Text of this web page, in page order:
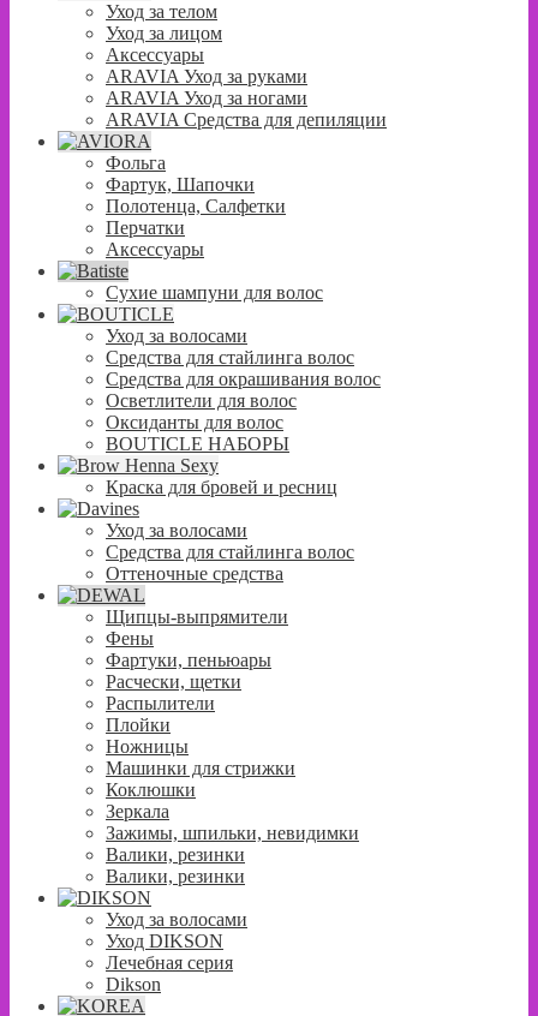
Уход за телом
Уход за лицом
Аксессуары
ARAVIA Уход за руками
ARAVIA Уход за ногами
ARAVIA Средства для депиляции
Фольга
Фартук, Шапочки
Полотенца, Салфетки
Перчатки
Аксессуары
Сухие шампуни для волос
Уход за волосами
Средства для стайлинга волос
Средства для окрашивания волос
Осветлители для волос
Оксиданты для волос
BOUTICLE НАБОРЫ
Краска для бровей и ресниц
Уход за волосами
Средства для стайлинга волос
Оттеночные средства
Щипцы-выпрямители
Фены
Фартуки, пеньюары
Расчески, щетки
Распылители
Плойки
Ножницы
Машинки для стрижки
Коклюшки
Зеркала
Зажимы, шпильки, невидимки
Валики, резинки
Валики, резинки
Уход за волосами
Уход DIKSON
Лечебная серия
Dikson